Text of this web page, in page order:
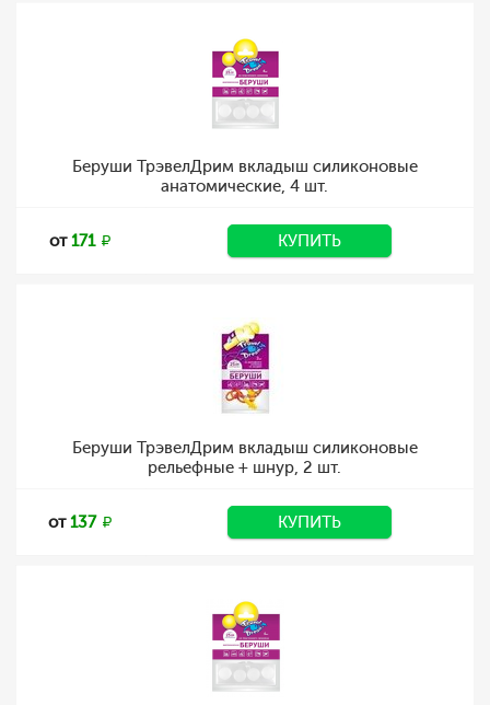
Беруши ТрэвелДрим вкладыш силиконовые
анатомические, 4 шт.
от171 КУПИТЬ
Беруши ТрэвелДрим вкладыш силиконовые
рельефные + шнур, 2 шт.
от137 КУПИТЬ